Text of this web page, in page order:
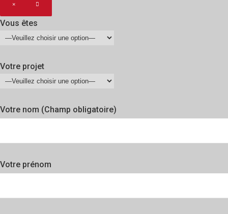
×
Vous êtes
Votre projet
Votre nom (Champ obligatoire)
Votre prénom